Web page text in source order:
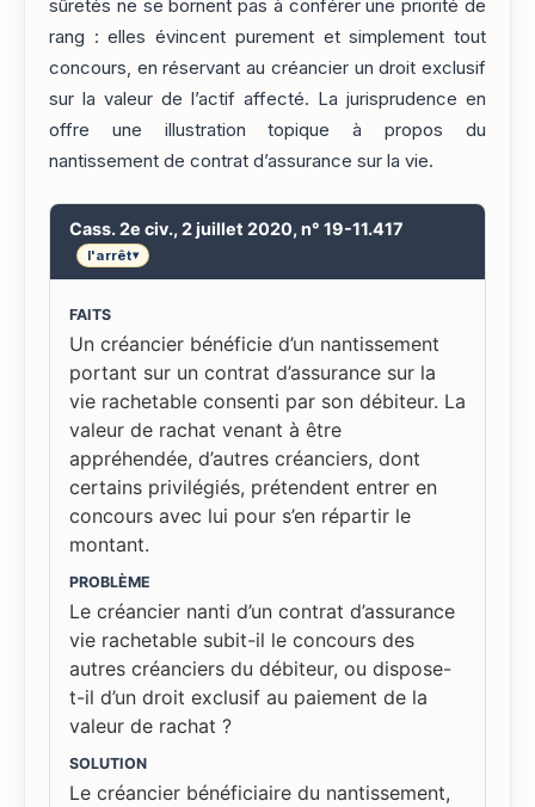
sûretés ne se bornent pas à conférer une priorité de
rang : elles évincent purement et simplement tout
concours, en réservant au créancier un droit exclusif
sur la valeur de l’actif affecté. La jurisprudence en
offre une illustration topique à propos du
nantissement de contrat d’assurance sur la vie.
Cass. 2e civ., 2 juillet 2020, n° 19-11.417
l'arrêt▾
FAITS
Un créancier bénéficie d’un nantissement
portant sur un contrat d’assurance sur la
vie rachetable consenti par son débiteur. La
valeur de rachat venant à être
appréhendée, d’autres créanciers, dont
certains privilégiés, prétendent entrer en
concours avec lui pour s’en répartir le
montant.
PROBLÈME
Le créancier nanti d’un contrat d’assurance
vie rachetable subit-il le concours des
autres créanciers du débiteur, ou dispose-
t-il d’un droit exclusif au paiement de la
valeur de rachat ?
SOLUTION
Le créancier bénéficiaire du nantissement,